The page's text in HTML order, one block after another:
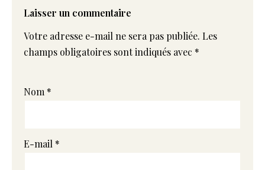
Laisser un commentaire
Votre adresse e-mail ne sera pas publiée. Les
champs obligatoires sont indiqués avec *
Nom *
E-mail *